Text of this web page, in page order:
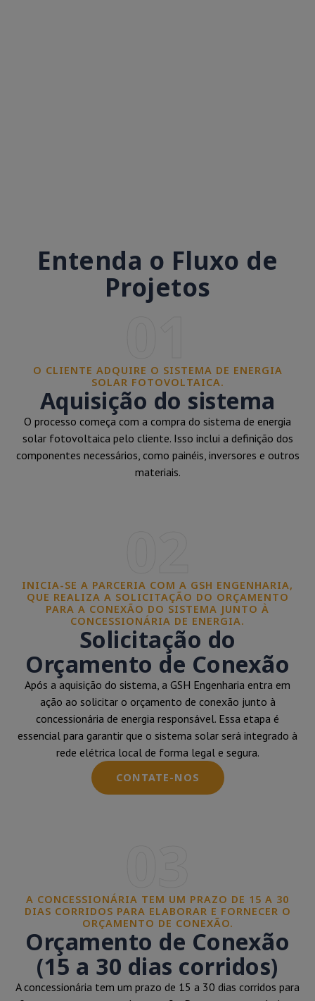
Entenda o Fluxo de
Projetos
O CLIENTE ADQUIRE O SISTEMA DE ENERGIA
SOLAR FOTOVOLTAICA.
Aquisição do sistema
O processo começa com a compra do sistema de energia
solar fotovoltaica pelo cliente. Isso inclui a definição dos
componentes necessários, como painéis, inversores e outros
materiais.
INICIA-SE A PARCERIA COM A GSH ENGENHARIA,
QUE REALIZA A SOLICITAÇÃO DO ORÇAMENTO
PARA A CONEXÃO DO SISTEMA JUNTO À
CONCESSIONÁRIA DE ENERGIA.
Solicitação do
Orçamento de Conexão
Após a aquisição do sistema, a GSH Engenharia entra em
ação ao solicitar o orçamento de conexão junto à
concessionária de energia responsável. Essa etapa é
essencial para garantir que o sistema solar será integrado à
rede elétrica local de forma legal e segura.
CONTATE-NOS
A CONCESSIONÁRIA TEM UM PRAZO DE 15 A 30
DIAS CORRIDOS PARA ELABORAR E FORNECER O
ORÇAMENTO DE CONEXÃO.
Orçamento de Conexão
(15 a 30 dias corridos)
A concessionária tem um prazo de 15 a 30 dias corridos para